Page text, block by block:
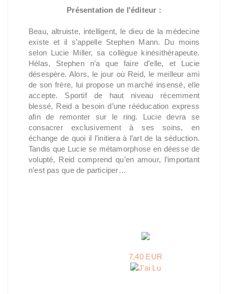
Présentation de l'éditeur :
Beau, altruiste, intelligent, le dieu de la médecine
existe et il s’appelle Stephen Mann. Du moins
selon Lucie Miller, sa collègue kinésithérapeute.
Hélas, Stephen n’a que faire d’elle, et Lucie
désespère. Alors, le jour où Reid, le meilleur ami
de son frère, lui propose un marché insensé, elle
accepte. Sportif de haut niveau récemment
blessé, Reid a besoin d’une rééducation express
afin de remonter sur le ring. Lucie devra se
consacrer exclusivement à ses soins, en
échange de quoi il l’initiera à l’art de la séduction.
Tandis que Lucie se métamorphose en déesse de
volupté, Reid comprend qu’en amour, l’important
n’est pas que de participer…
7,40 EUR